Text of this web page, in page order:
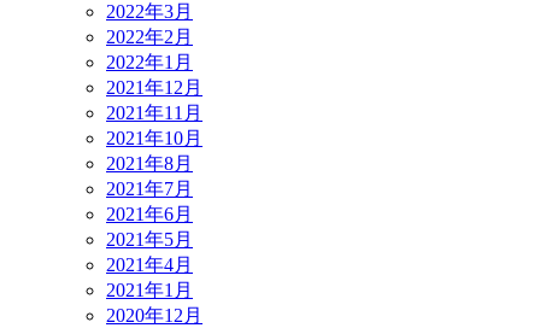
2022年3月
2022年2月
2022年1月
2021年12月
2021年11月
2021年10月
2021年8月
2021年7月
2021年6月
2021年5月
2021年4月
2021年1月
2020年12月